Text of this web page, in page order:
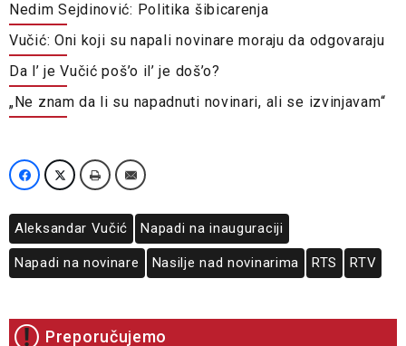
Nedim Sejdinović: Politika šibicarenja
Vučić: Oni koji su napali novinare moraju da odgovaraju
Da l’ je Vučić poš’o il’ je doš’o?
„Ne znam da li su napadnuti novinari, ali se izvinjavam“
Aleksandar Vučić Napadi na inauguraciji
Napadi na novinare Nasilje nad novinarima RTS RTV
Preporučujemo